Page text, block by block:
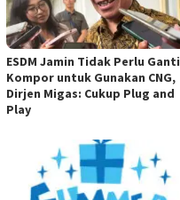
ESDM Jamin Tidak Perlu Ganti
Kompor untuk Gunakan CNG,
Dirjen Migas: Cukup Plug and
Play